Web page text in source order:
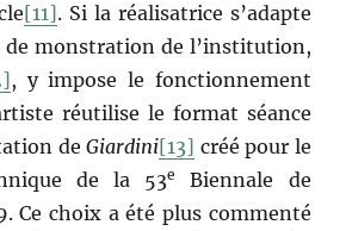
[11]. Si la réalisatrice s’adapte
de monstration de l’institution,
, y impose le fonctionnement
réutilise le format séance
de Giardini[13] créé pour le
de la 53e
Biennale de
Ce choix a été plus commenté